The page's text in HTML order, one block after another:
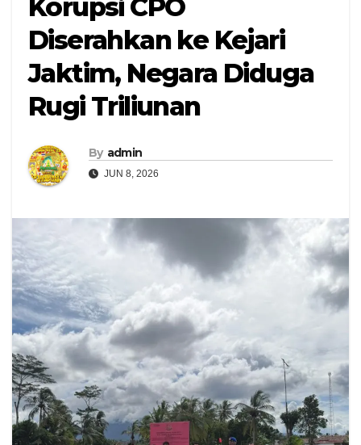
Korupsi CPO
Diserahkan ke Kejari
Jaktim, Negara Diduga
Rugi Triliunan
By admin
JUN 8, 2026